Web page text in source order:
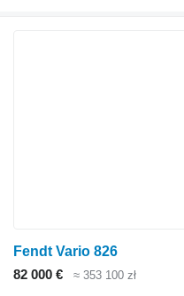
Fendt Vario 826
82 000 €
≈ 353 100 zł